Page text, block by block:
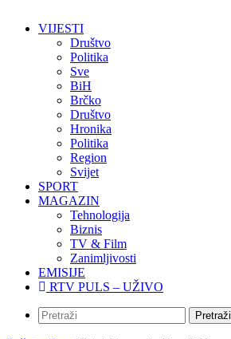
VIJESTI
Društvo
Politika
Sve
BiH
Brčko
Društvo
Hronika
Politika
Region
Svijet
SPORT
MAGAZIN
Tehnologija
Biznis
TV & Film
Zanimljivosti
EMISIJE
RTV PULS – UŽIVO
Pretraži